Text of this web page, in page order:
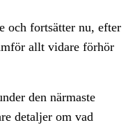
och fortsätter nu, efter
allt vidare förhör
den närmaste
detaljer om vad